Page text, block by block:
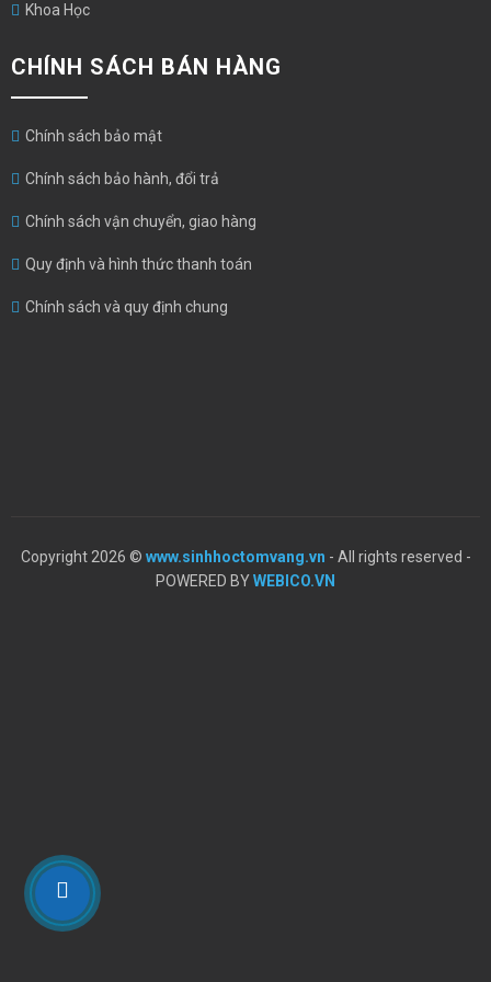
Khoa Học
CHÍNH SÁCH BÁN HÀNG
Chính sách bảo mật
Chính sách bảo hành, đổi trả
Chính sách vận chuyển, giao hàng
Quy định và hình thức thanh toán
Chính sách và quy định chung
Copyright 2026 © www.sinhhoctomvang.vn - All rights reserved -
POWERED BYWEBICO.VN